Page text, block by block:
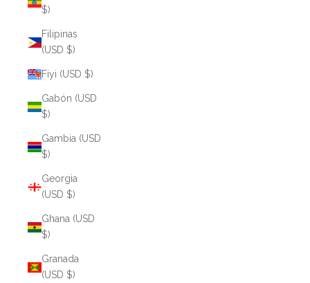
$)
Filipinas
(USD $)
Fiyi (USD $)
Gabón (USD
$)
Gambia (USD
$)
Georgia
(USD $)
Ghana (USD
$)
Granada
(USD $)